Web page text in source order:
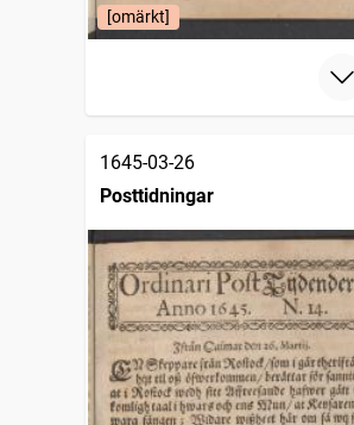
[omärkt]
1645-03-26
Posttidningar